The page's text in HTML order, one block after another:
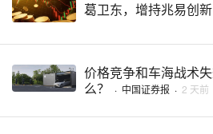
葛卫东，增持兆易创新
价格竞争和车海战术
么？
· 中国证券报 · 2 天前